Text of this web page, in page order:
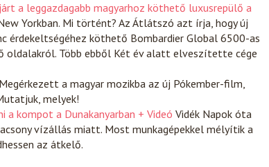
a leggazdagabb magyarhoz köthető luxusrepülő a
Yorkban. Mi történt? Az Átlátszó azt írja, hogy új
köthető Bombardier Global 6500-as
oldalakról. Több ebből Két év alatt elveszítette cége
Megérkezett a magyar mozikba az új Pókember-film,
melyek!
a kompot a Dunakanyarban + Videó Vidék Napok óta
vízállás miatt. Most munkagépekkel mélyítik a
az átkelő.